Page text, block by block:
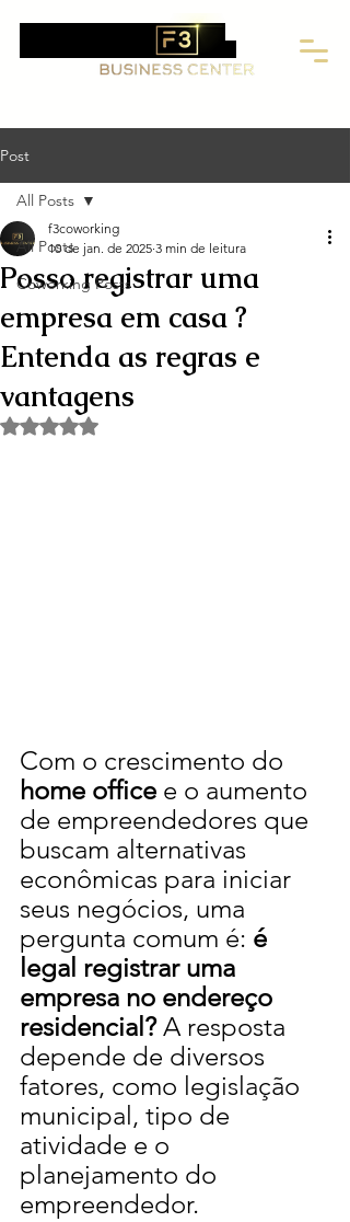
F3 Business Center: Coworking,
Endereço Fiscal e Salas Privativas
Post
All Posts
Coworking Posts
All Posts
Posso registrar uma
empresa em casa ?
Entenda as regras e
vantagens
f3coworking
10 de jan. de 2025 3 min de leitura
Avaliado com NaN de 5 estrelas.
Com o crescimento do
home office e o aumento
de empreendedores que
buscam alternativas
econômicas para iniciar
seus negócios, uma
pergunta comum é: é
legal registrar uma
empresa no endereço
residencial? A resposta
depende de diversos
fatores, como legislação
municipal, tipo de
atividade e o
planejamento do
empreendedor.